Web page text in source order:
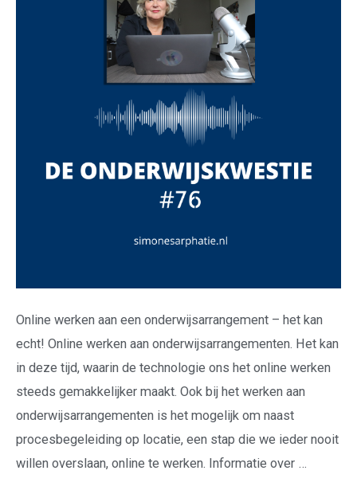
Online werken aan een onderwijsarrangement – het kan
echt! Online werken aan onderwijsarrangementen. Het kan
in deze tijd, waarin de technologie ons het online werken
steeds gemakkelijker maakt. Ook bij het werken aan
onderwijsarrangementen is het mogelijk om naast
procesbegeleiding op locatie, een stap die we ieder nooit
willen overslaan, online te werken. Informatie over …